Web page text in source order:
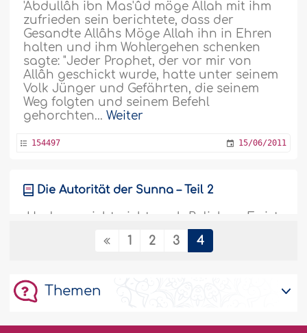
'Abdullâh ibn Mas'ûd möge Allah mit ihm
zufrieden sein berichtete, dass der
Gesandte Allâhs Möge Allah ihn in Ehren
halten und ihm Wohlergehen schenken
sagte: "Jeder Prophet, der vor mir von
Allâh geschickt wurde, hatte unter seinem
Volk Jünger und Gefährten, die seinem
Weg folgten und seinem Befehl
gehorchten...Weiter
154497 15/06/2011
Die Autorität der Sunna – Teil 2
„Und er spricht nicht nach Belieben. Es ist
gewiss nur eine Offenbarung, die
geoffenbart wird.“ (Sûra 53: 3-4) In vielen
demonstrierten ihre Wichtigkeit für das
Dasein eines Muslims. In einigen der
Thema..Weiter
1 2 3 4
Themen